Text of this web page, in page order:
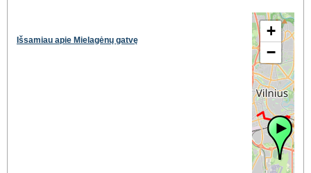
Išsamiau apie Mielagėnų gatvę
+
−